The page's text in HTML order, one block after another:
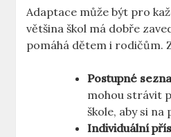
Adaptace může být pro
většina škol má dobře
pomáhá dětem i rodičům.
Postupné
mohou strávit
škole, aby si
Individuální